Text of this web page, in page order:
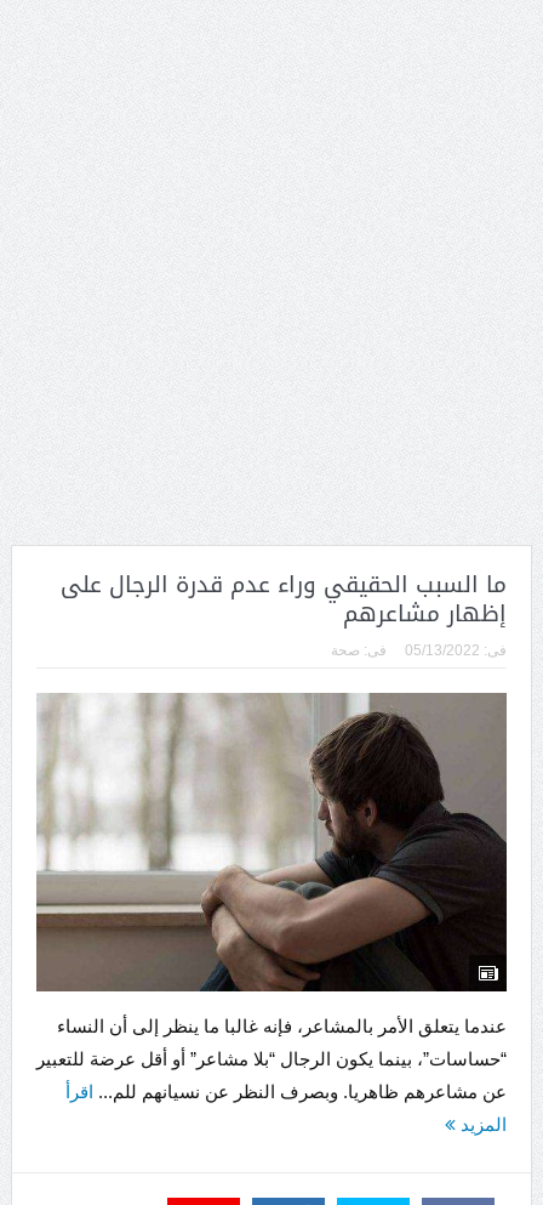
ما السبب الحقيقي وراء عدم قدرة الرجال على
إظهار مشاعرهم
فى: 05/13/2022 فى: صحة
عندما يتعلق الأمر بالمشاعر، فإنه غالبا ما ينظر إلى أن النساء
“حساسات”، بينما يكون الرجال “بلا مشاعر” أو أقل عرضة للتعبير
عن مشاعرهم ظاهريا. وبصرف النظر عن نسيانهم للم... اقرأ
المزيد